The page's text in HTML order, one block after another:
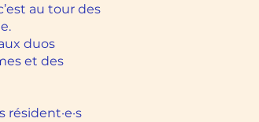
au tour des
duos
et des